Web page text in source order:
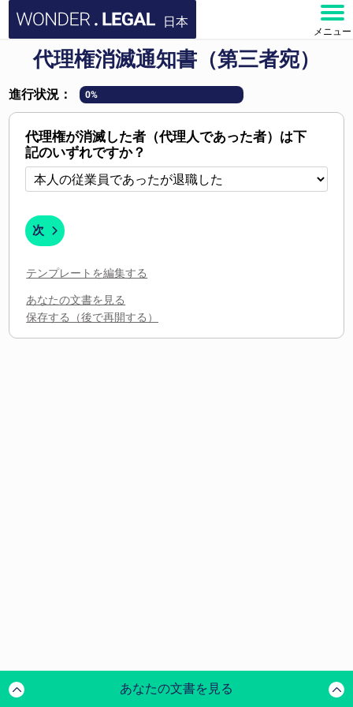
日本
メニュー
ホーム
文書
よくある質問
お問い合わせ
アカウント
代理権消滅通知書（第三者宛）
進行状況： 0%
代理権が消滅した者（代理人であった者）は下
記のいずれですか？
次
テンプレートを編集する
あなたの文書を見る
あなたの文書を見る